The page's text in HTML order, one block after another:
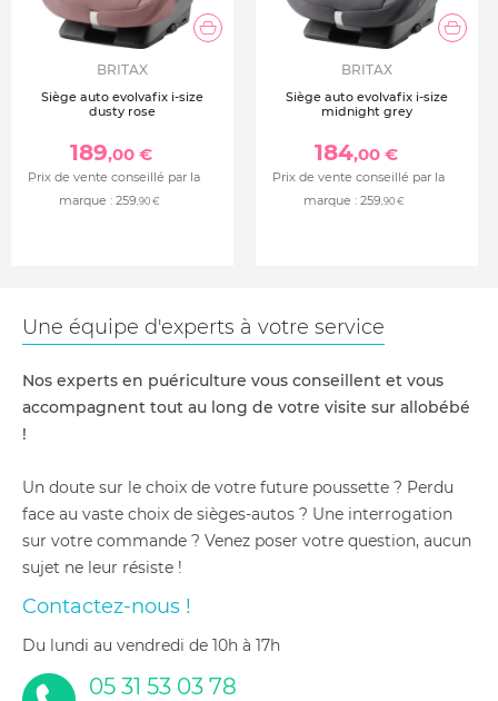
BRITAX
Siège auto evolvafix i-size
dusty rose
189,00 €
Prix de vente conseillé par la
marque : 259,90 €
BRITAX
Siège auto evolvafix i-size
midnight grey
184,00 €
Prix de vente conseillé par la
marque : 259,90 €
Une équipe d'experts à votre service
Nos experts en puériculture vous conseillent et vous
accompagnent tout au long de votre visite sur allobébé
!
Un doute sur le choix de votre future poussette ? Perdu
face au vaste choix de sièges-autos ? Une interrogation
sur votre commande ? Venez poser votre question, aucun
sujet ne leur résiste !
Contactez-nous !
du lundi au vendredi de 10h à 17h
05 31 53 03 78